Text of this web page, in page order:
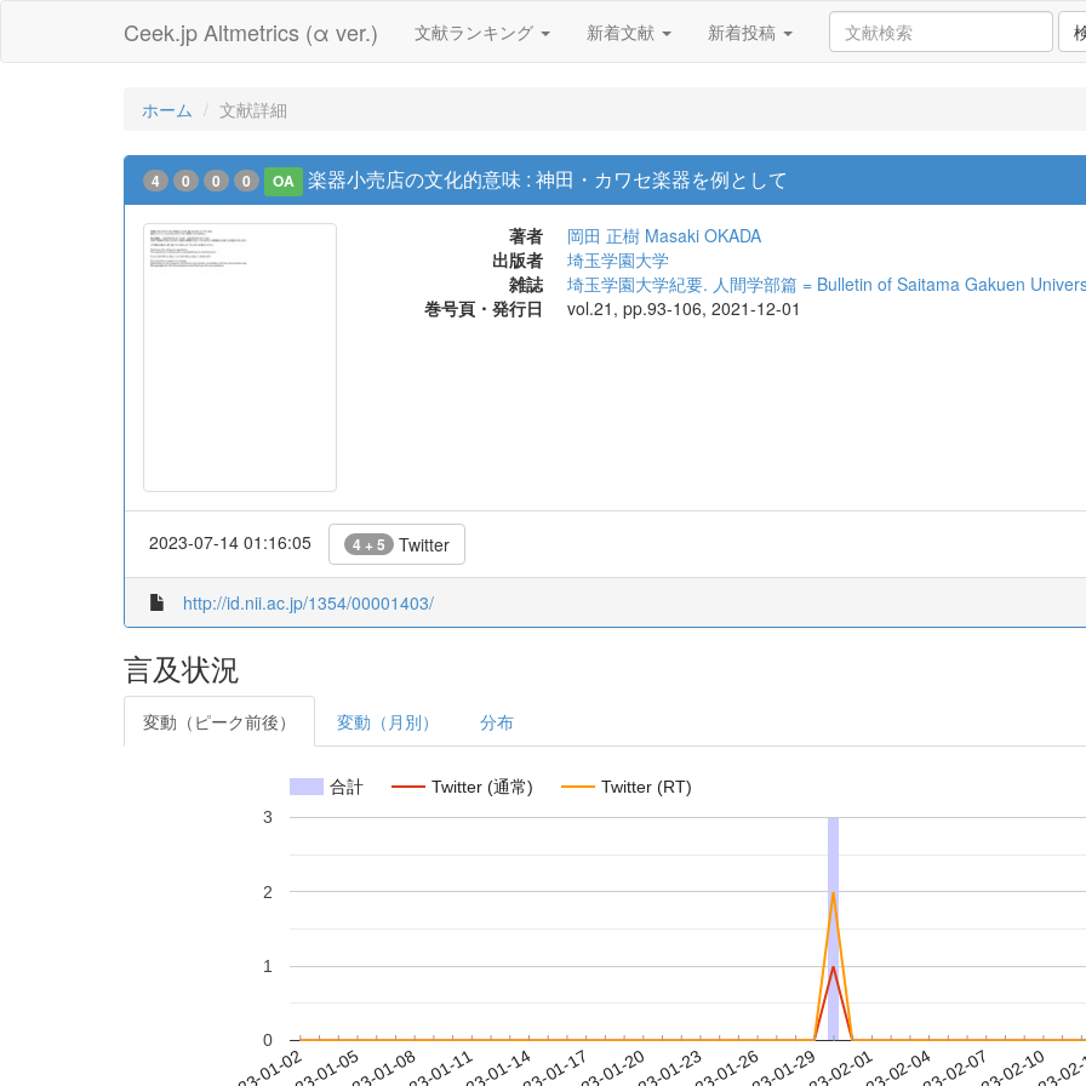
Ceek.jp Altmetrics (α ver.) 文献ランキング 新着文献 新着投稿
ホーム 文献詳細
4 0 0 0 OA 楽器小売店の文化的意味 : 神田・カワセ楽器を例として
著者 岡田 正樹 Masaki OKADA
出版者
埼玉学園大学
雑誌
埼玉学園大学紀要. 人間学部篇 = Bulletin of Saitama Gakuen
巻号頁・発行日
vol.21, pp.93-106, 2021-12-01
2023-07-14 01:16:05 4 + 5 Twitter
http://id.nii.ac.jp/1354/00001403/
言及状況
変動（ピーク前後） 変動（月別） 分布
合計 Twitter (通常) Twitter (RT)
0
1
2
3